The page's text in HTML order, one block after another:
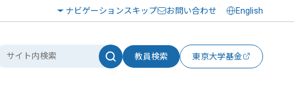
ナビゲーションスキップ お問い合わせ English
教員検索 東京大学基金